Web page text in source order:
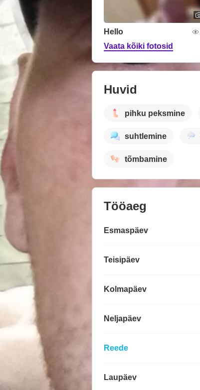
Hello
Vaata kõiki fotosid
Huvid
pihku peksmine
suhtlemine
tõmbamine
Tööaeg
Esmaspäev
Teisipäev
Kolmapäev
Neljapäev
Reede
Laupäev